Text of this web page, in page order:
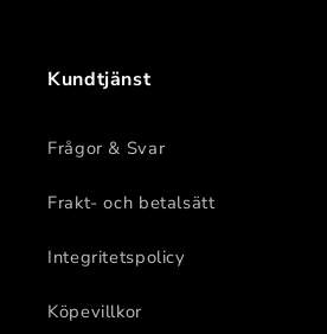
Kundtjänst
Frågor & Svar
Frakt- och betalsätt
Integritetspolicy
Köpevillkor